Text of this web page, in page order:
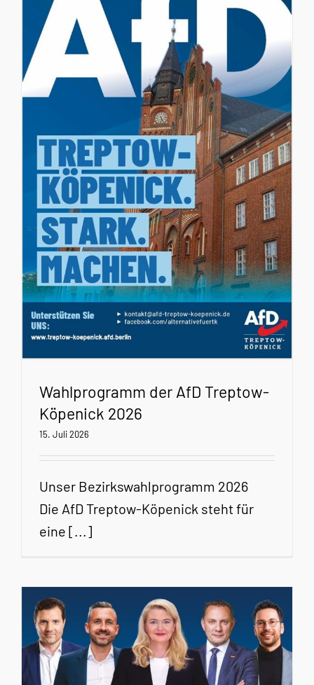
Wahlprogramm der AfD Treptow-
Köpenick 2026
15. Juli 2026
Unser Bezirkswahlprogramm 2026
Die AfD Treptow-Köpenick steht für
eine [...]